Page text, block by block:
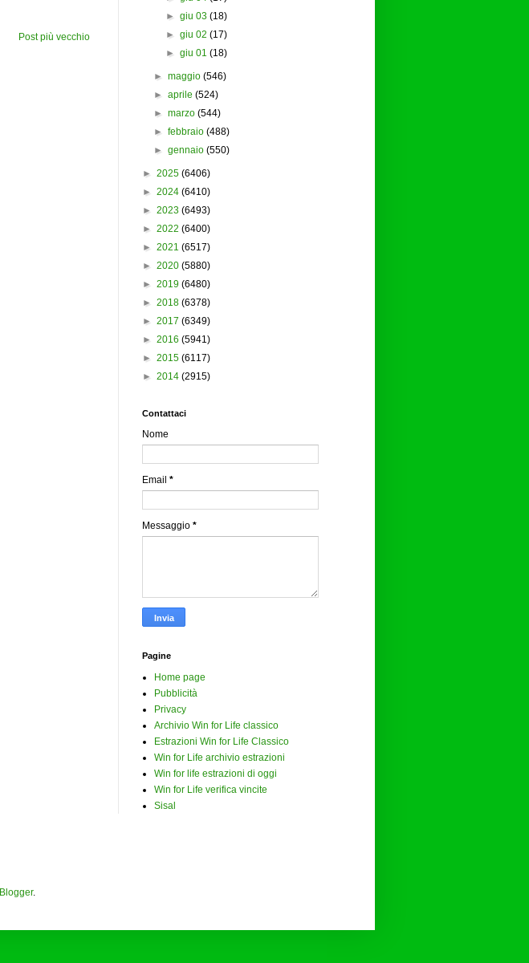
Post più vecchio
► giu 03 (18)
► giu 02 (17)
► giu 01 (18)
►maggio (546)
►aprile (524)
►marzo (544)
►febbraio (488)
►gennaio (550)
► 2025 (6406)
► 2024 (6410)
► 2023 (6493)
► 2022 (6400)
► 2021 (6517)
► 2020 (5880)
► 2019 (6480)
► 2018 (6378)
► 2017 (6349)
► 2016 (5941)
► 2015 (6117)
► 2014 (2915)
Contattaci
Nome
Email *
Messaggio *
Pagine
Home page
Pubblicità
Privacy
Archivio Win for Life classico
Estrazioni Win for Life Classico
Win for Life archivio estrazioni
Win for life estrazioni di oggi
Win for Life verifica vincite
Sisal
Blogger.